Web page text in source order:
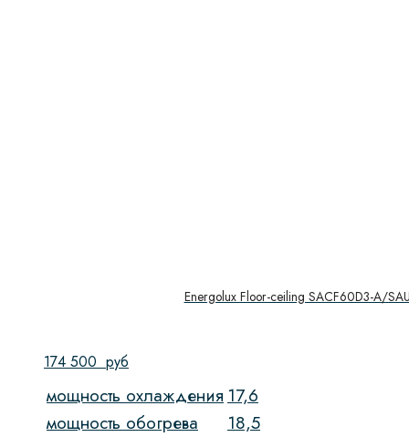
Energolux Floor-ceiling SACF60D3-A/
174 500 руб
мощность охлаждения 17,6
мощность обогрева
18,5